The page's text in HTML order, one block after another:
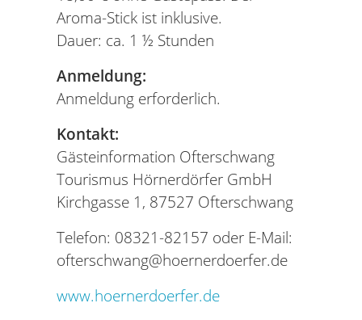
Aroma-Stick ist inklusive.
Dauer: ca. 1 ½ Stunden
Anmeldung:
Anmeldung erforderlich.
Kontakt:
Gästeinformation Ofterschwang
Tourismus Hörnerdörfer GmbH
Kirchgasse 1, 87527 Ofterschwang
Telefon: 08321-82157 oder E-Mail:
ofterschwang@hoernerdoerfer.de
www.hoernerdoerfer.de